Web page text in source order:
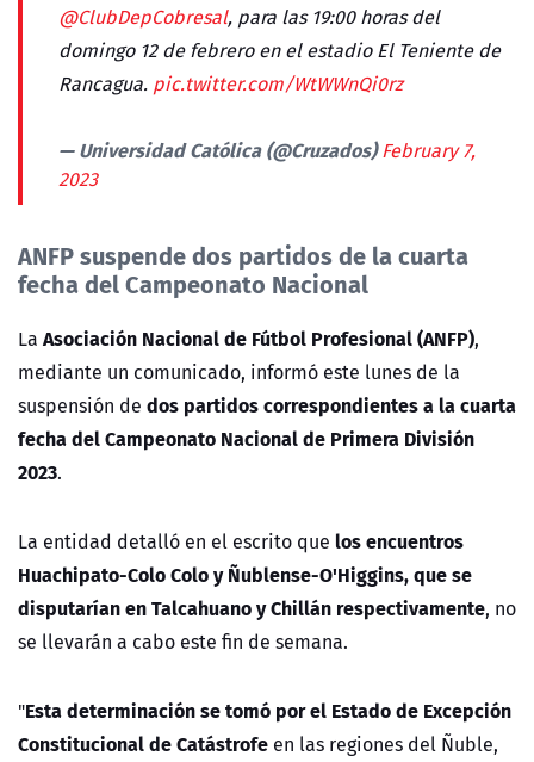
@ClubDepCobresal, para las 19:00 horas del
domingo 12 de febrero en el estadio El Teniente de
Rancagua. pic.twitter.com/WtWWnQi0rz
— Universidad Católica (@Cruzados)February 7,
2023
ANFP suspende dos partidos de la cuarta
fecha del Campeonato Nacional
La Asociación Nacional de Fútbol Profesional (ANFP),
mediante un comunicado, informó este lunes de la
suspensión de dos partidos correspondientes a la cuarta
fecha del Campeonato Nacional de Primera División
2023.
La entidad detalló en el escrito que los encuentros
Huachipato-Colo Colo y Ñublense-O'Higgins, que se
disputarían en Talcahuano y Chillán respectivamente, no
se llevarán a cabo este fin de semana.
"Esta determinación se tomó por el Estado de Excepción
Constitucional de Catástrofe en las regiones del Ñuble,